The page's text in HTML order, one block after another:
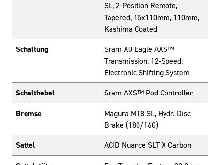
SL, 2-Position Remote,
Tapered, 15x110mm, 110mm,
Kashima Coated
Schaltung
Sram X0 Eagle AXS™
Transmission, 12-Speed,
Electronic Shifting System
Schalthebel Sram AXS™ Pod Controller
Bremse
Magura MT8 SL, Hydr. Disc
Brake (180/160)
Sattel ACID Nuance SLT X Carbon